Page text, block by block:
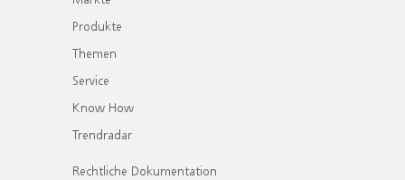
Produkte
Themen
Service
Know How
Trendradar
Rechtliche Dokumentation